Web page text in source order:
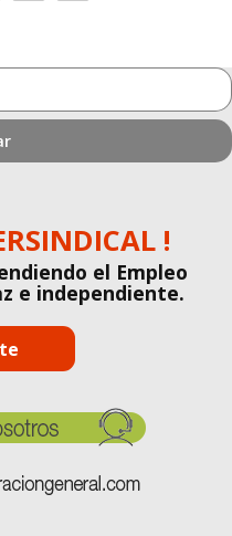
!
el Empleo
e independiente.